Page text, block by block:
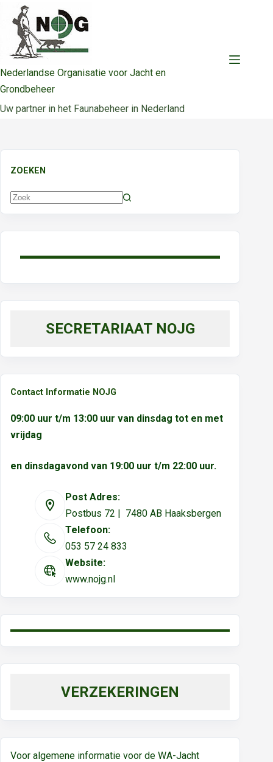
naar
inhoud
Nederlandse Organisatie voor Jacht en
Grondbeheer
Uw partner in het Faunabeheer in Nederland
ZOEKEN
Geen
SECRETARIAAT NOJG
Contact Informatie NOJG
09:00 uur t/m 13:00 uur van dinsdag tot en met
vrijdag
en dinsdagavond van 19:00 uur t/m 22:00 uur.
Post Adres:
Postbus 72 | 7480 AB Haaksbergen
Telefoon:
053 57 24 833
Website:
www.nojg.nl
VERZEKERINGEN
Voor algemene informatie voor de WA-Jacht